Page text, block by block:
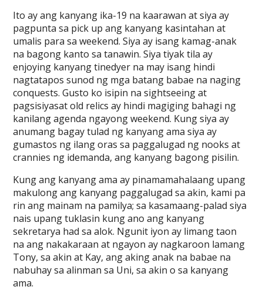
Ito ay ang kanyang ika-19 na kaarawan at siya ay
pagpunta sa pick up ang kanyang kasintahan at
umalis para sa weekend. Siya ay isang kamag-anak
na bagong kanto sa tanawin. Siya tiyak tila ay
enjoying kanyang tinedyer na may isang hindi
nagtatapos sunod ng mga batang babae na naging
conquests. Gusto ko isipin na sightseeing at
pagsisiyasat old relics ay hindi magiging bahagi ng
kanilang agenda ngayong weekend. Kung siya ay
anumang bagay tulad ng kanyang ama siya ay
gumastos ng ilang oras sa paggalugad ng nooks at
crannies ng idemanda, ang kanyang bagong pisilin.
Kung ang kanyang ama ay pinamamahalaang upang
makulong ang kanyang paggalugad sa akin, kami pa
rin ang mainam na pamilya; sa kasamaang-palad siya
nais upang tuklasin kung ano ang kanyang
sekretarya had sa alok. Ngunit iyon ay limang taon
na ang nakakaraan at ngayon ay nagkaroon lamang
Tony, sa akin at Kay, ang aking anak na babae na
nabuhay sa alinman sa Uni, sa akin o sa kanyang
ama.